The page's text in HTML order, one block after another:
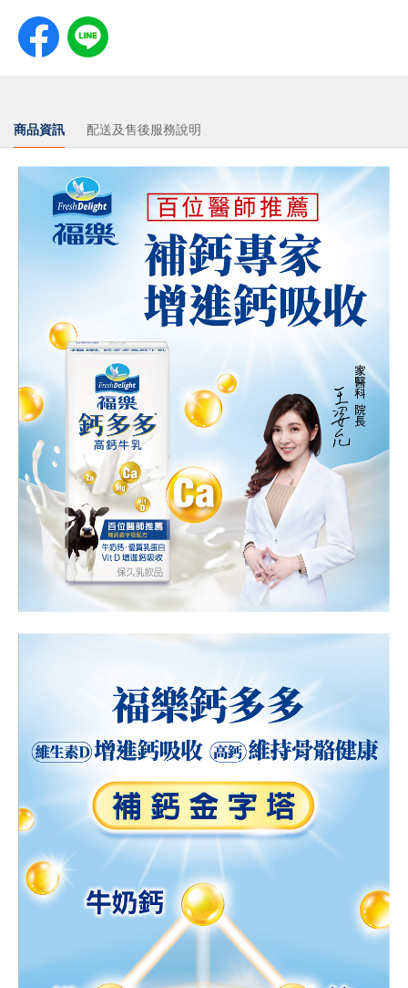
商品資訊 配送及售後服務說明